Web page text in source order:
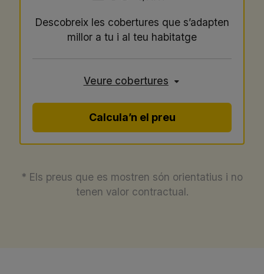
Descobreix les cobertures que s’adapten
millor a tu i al teu habitatge
Veure cobertures
Calcula’n el preu
* Els preus que es mostren són orientatius i no
tenen valor contractual.